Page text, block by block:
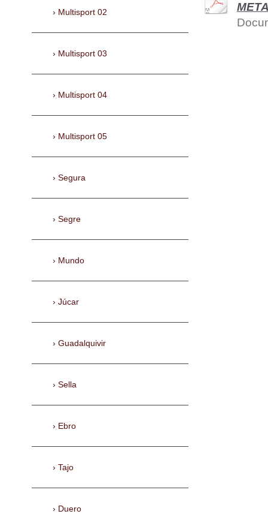
Multisport 02
Multisport 03
Multisport 04
Multisport 05
Segura
Segre
Mundo
Júcar
Guadalquivir
Sella
Ebro
Tajo
Duero